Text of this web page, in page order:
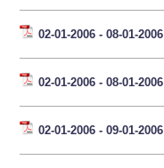
02-01-2006 - 08-01-2006
02-01-2006 - 08-01-2006
02-01-2006 - 09-01-2006